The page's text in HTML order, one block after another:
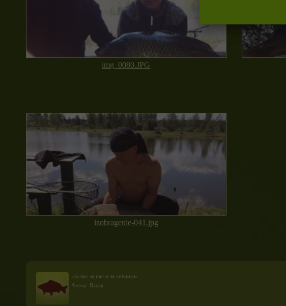
img_0080.JPG
izobragenie-041.jpg
«за вас за нас и за спецназ»
Автор: Васек